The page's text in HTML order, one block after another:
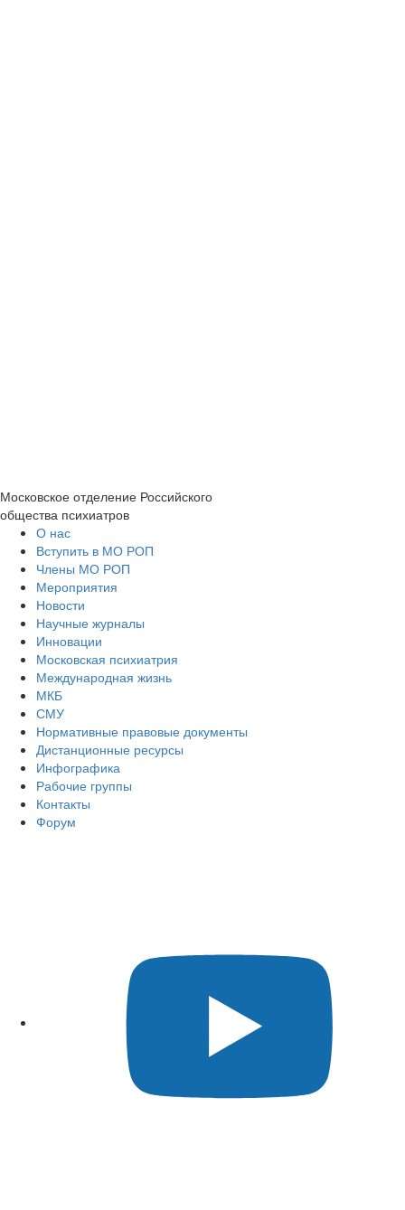
Московское отделение Российского
общества психиатров
О нас
Вступить в МО РОП
Члены МО РОП
Мероприятия
Новости
Научные журналы
Инновации
Московская психиатрия
Международная жизнь
МКБ
СМУ
Нормативные правовые документы
Дистанционные ресурсы
Инфографика
Рабочие группы
Контакты
Форум